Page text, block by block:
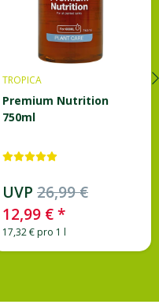
MANIXX
Aqua Lotti, 118ml
5,99 €*
50,76 € pro 1 l